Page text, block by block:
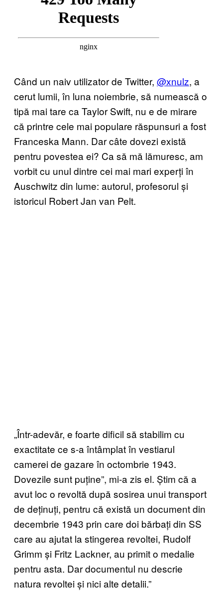
Când un naiv utilizator de Twitter, @xnulz, a
cerut lumii, în luna noiembrie, să numească o
tipă mai tare ca Taylor Swift, nu e de mirare
că printre cele mai populare răspunsuri a fost
Franceska Mann. Dar câte dovezi există
pentru povestea ei? Ca să mă lămuresc, am
vorbit cu unul dintre cei mai mari experți în
Auschwitz din lume: autorul, profesorul și
istoricul Robert Jan van Pelt.
„Într-adevăr, e foarte dificil să stabilim cu
exactitate ce s-a întâmplat în vestiarul
camerei de gazare în octombrie 1943.
Dovezile sunt puține”, mi-a zis el. Știm că a
avut loc o revoltă după sosirea unui transport
de deținuți, pentru că există un document din
decembrie 1943 prin care doi bărbați din SS
care au ajutat la stingerea revoltei, Rudolf
Grimm și Fritz Lackner, au primit o medalie
pentru asta. Dar documentul nu descrie
natura revoltei și nici alte detalii.”